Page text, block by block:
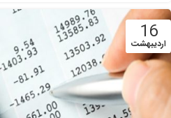
16
اردیبهشت